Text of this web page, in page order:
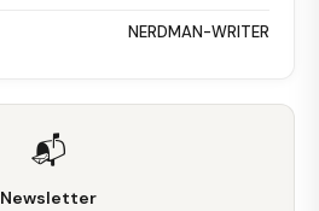
NERDMAN-WRITER
📬
Newsletter